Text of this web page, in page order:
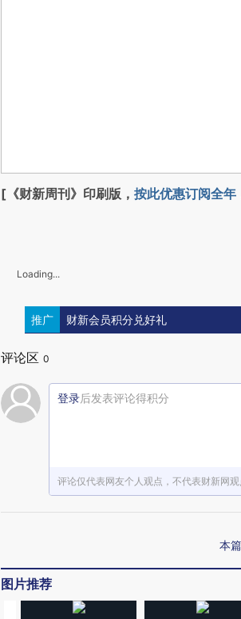
[《财新周刊》印刷版， 按此优惠订阅全年
Loading...
推广 财新会员积分兑好礼
评论区 0
登录后发表评论得积分
评论仅代表网友个人观点，不代表财新网观
本
图片推荐